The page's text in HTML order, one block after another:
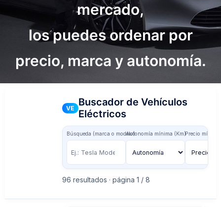
mercado,
los puedes ordenar por
precio, marca y autonomía.
VE
Buscador de Vehículos
Eléctricos
Búsqueda (marca o modelo)Autonomía mínima (Km)Precio
96 resultados · página 1 / 8